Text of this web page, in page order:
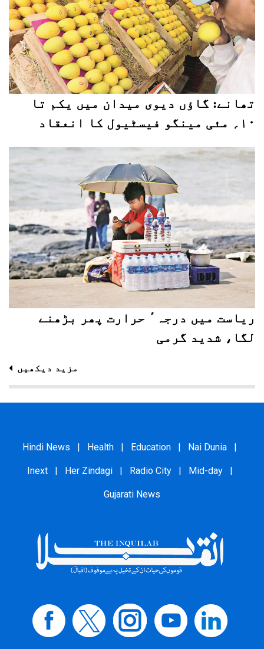
تھانے: گاؤں دیوی میدان میں یکم تا
۱۰؍ مئی مینگو فیسٹیول کا انعقاد
ریاست میں درجہ ٔ حرارت پھر بڑھنے
لگا، شدید گرمی
مزید دیکھیں
Hindi News Health Education Nai Dunia
Inext Her Zindagi Radio City Mid-day
Gujarati News